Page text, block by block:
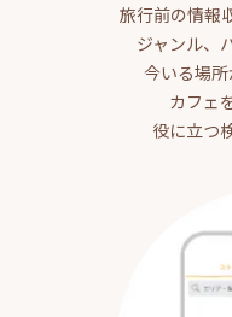
旅行前の情報
ジャンル、
今いる場
カフェ
役に立つ